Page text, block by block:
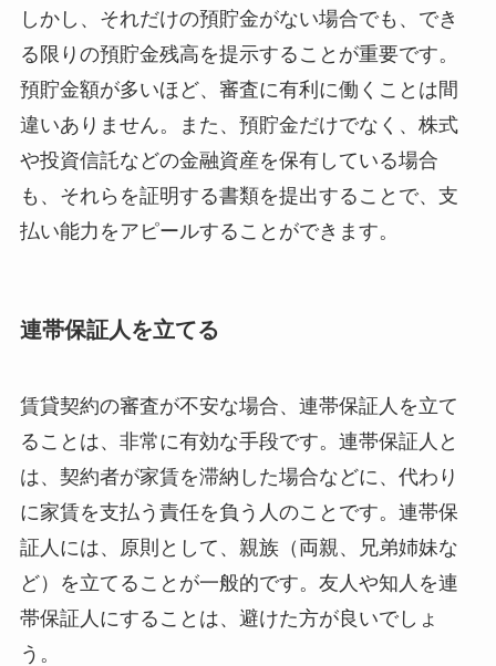
しかし、それだけの預貯金がない場合でも、でき
る限りの預貯金残高を提示することが重要です。
預貯金額が多いほど、審査に有利に働くことは間
違いありません。また、預貯金だけでなく、株式
や投資信託などの金融資産を保有している場合
も、それらを証明する書類を提出することで、支
払い能力をアピールすることができます。
連帯保証人を立てる
賃貸契約の審査が不安な場合、連帯保証人を立て
ることは、非常に有効な手段です。連帯保証人と
は、契約者が家賃を滞納した場合などに、代わり
に家賃を支払う責任を負う人のことです。連帯保
証人には、原則として、親族（両親、兄弟姉妹な
ど）を立てることが一般的です。友人や知人を連
帯保証人にすることは、避けた方が良いでしょ
う。